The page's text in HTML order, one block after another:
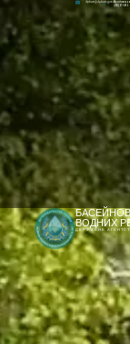
dpbuvr@dpbuvr.gov.uaПриймальня:
(0372) 51-14-56
ВОДНИХ
ДЕРЖАВНЕ